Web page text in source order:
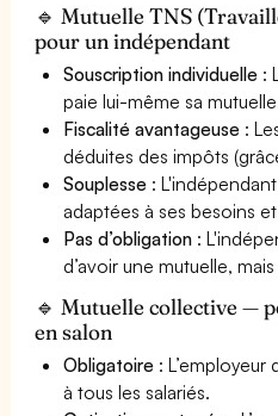
🔹 Mutuelle TNS
pour un indépendant
Souscription individuelle :
paie lui-même sa
Fiscalité avantageuse :
déduites des impôts
Souplesse :
adaptées à ses besoins
Pas d’obligation :
d’avoir une mutuelle,
🔹 Mutuelle collective —
en salon
Obligatoire :
à tous les salariés.